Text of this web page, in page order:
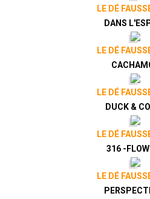
LE DÉ
DANS
LE DÉ
LE DÉ
DUCK &
LE DÉ
316 -
LE DÉ